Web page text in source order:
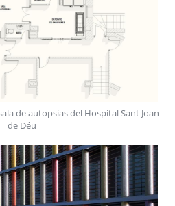
de autopsias del Hospital Sant Joan
de Déu